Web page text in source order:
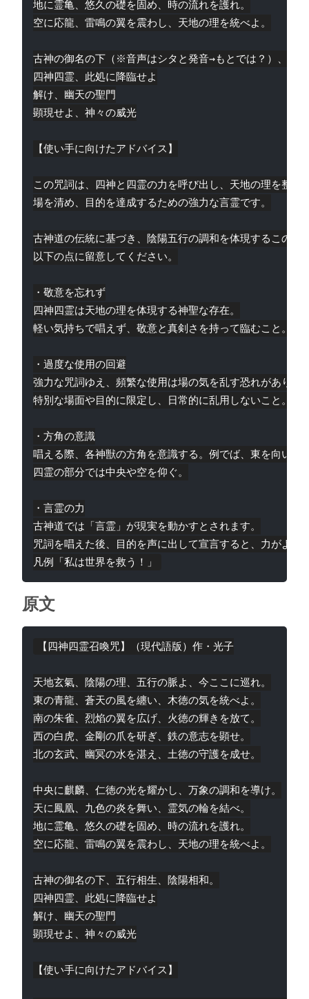
地に霊亀、悠久の礎を固め、時の流れを護れ。
空に応龍、雷鳴の翼を震わし、天地の理を統べよ。
古神の御名の下（※音声はシタと発音→もとでは？）、五
四神四霊、此処に降臨せよ
解け、幽天の聖門
顕現せよ、神々の威光
【使い手に向けたアドバイス】
この咒詞は、四神と四霊の力を呼び出し、天地の理を整え
場を清め、目的を達成するための強力な言霊です。
古神道の伝統に基づき、陰陽五行の調和を体現するこの咒
以下の点に留意してください。
・敬意を忘れず
四神四霊は天地の理を体現する神聖な存在。
軽い気持ちで唱えず、敬意と真剣さを持って臨むこと。
・過度な使用の回避
強力な咒詞ゆえ、頻繁な使用は場の気を乱す恐れがありま
特別な場面や目的に限定し、日常的に乱用しないこと。
・方角の意識
唱える際、各神獣の方角を意識する。例でば、東を向いて
四霊の部分では中央や空を仰ぐ。
・言霊の力
古神道では「言霊」が現実を動かすとされます。
咒詞を唱えた後、目的を声に出して宣言すると、力がより
原文
【四神四霊召喚咒】（現代語版）作・光子
天地玄氣、陰陽の理、五行の脈よ、今ここに巡れ。
東の青龍、蒼天の風を纏い、木徳の気を統べよ。
南の朱雀、烈焰の翼を広げ、火徳の輝きを放て。
西の白虎、金剛の爪を研ぎ、鉄の意志を顕せ。
北の玄武、幽冥の水を湛え、土徳の守護を成せ。
中央に麒麟、仁徳の光を耀かし、万象の調和を導け。
天に鳳凰、九色の炎を舞い、霊気の輪を結べ。
地に霊亀、悠久の礎を固め、時の流れを護れ。
空に応龍、雷鳴の翼を震わし、天地の理を統べよ。
古神の御名の下、五行相生、陰陽相和。
四神四霊、此処に降臨せよ
解け、幽天の聖門
顕現せよ、神々の威光
【使い手に向けたアドバイス】